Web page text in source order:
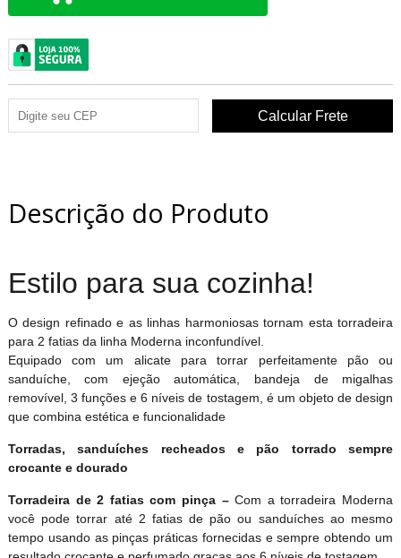
Descrição do Produto
Estilo para sua cozinha!
O design refinado e as linhas harmoniosas tornam esta torradeira
para 2 fatias da linha Moderna inconfundível.
Equipado com um alicate para torrar perfeitamente pão ou
sanduíche, com ejeção automática, bandeja de migalhas
removível, 3 funções e 6 níveis de tostagem, é um objeto de design
que combina estética e funcionalidade
Torradas, sanduíches recheados e pão torrado sempre
crocante e dourado
Torradeira de 2 fatias com pinça –Com a torradeira Moderna
você pode torrar até 2 fatias de pão ou sanduíches ao mesmo
tempo usando as pinças práticas fornecidas e sempre obtendo um